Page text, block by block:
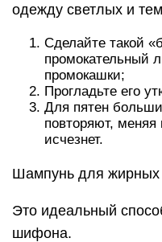
одежду светлых и
Сделайте такой
промокательный
промокашки;
Прогладьте его
Для пятен
повторяют, меняя
исчезнет.
Шампунь для жирных
Это идеальный
шифона.